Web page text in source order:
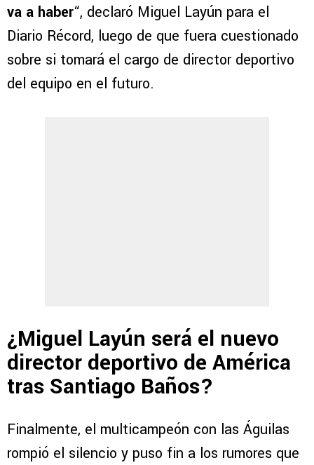
va a haber“, declaró Miguel Layún para el
Diario Récord, luego de que fuera cuestionado
sobre si tomará el cargo de director deportivo
del equipo en el futuro.
¿Miguel Layún será el nuevo
director deportivo de América
tras Santiago Baños?
Finalmente, el multicampeón con las Águilas
rompió el silencio y puso fin a los rumores que